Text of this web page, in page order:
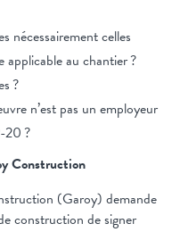
nécessairement celles
applicable au chantier ?
?
n’est pas un employeur
20 ?
Construction
(Garoy) demande
construction de signer